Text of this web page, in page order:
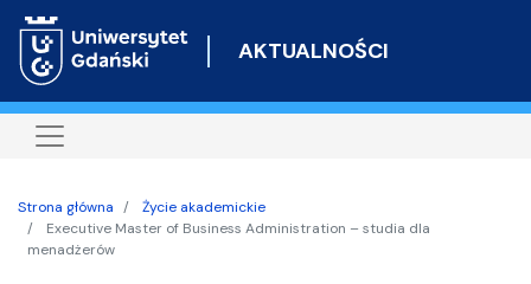
do
AKTUALNOŚCI
Strona główna
Życie akademickie
Executive Master of Business Administration – studia dla
menadżerów